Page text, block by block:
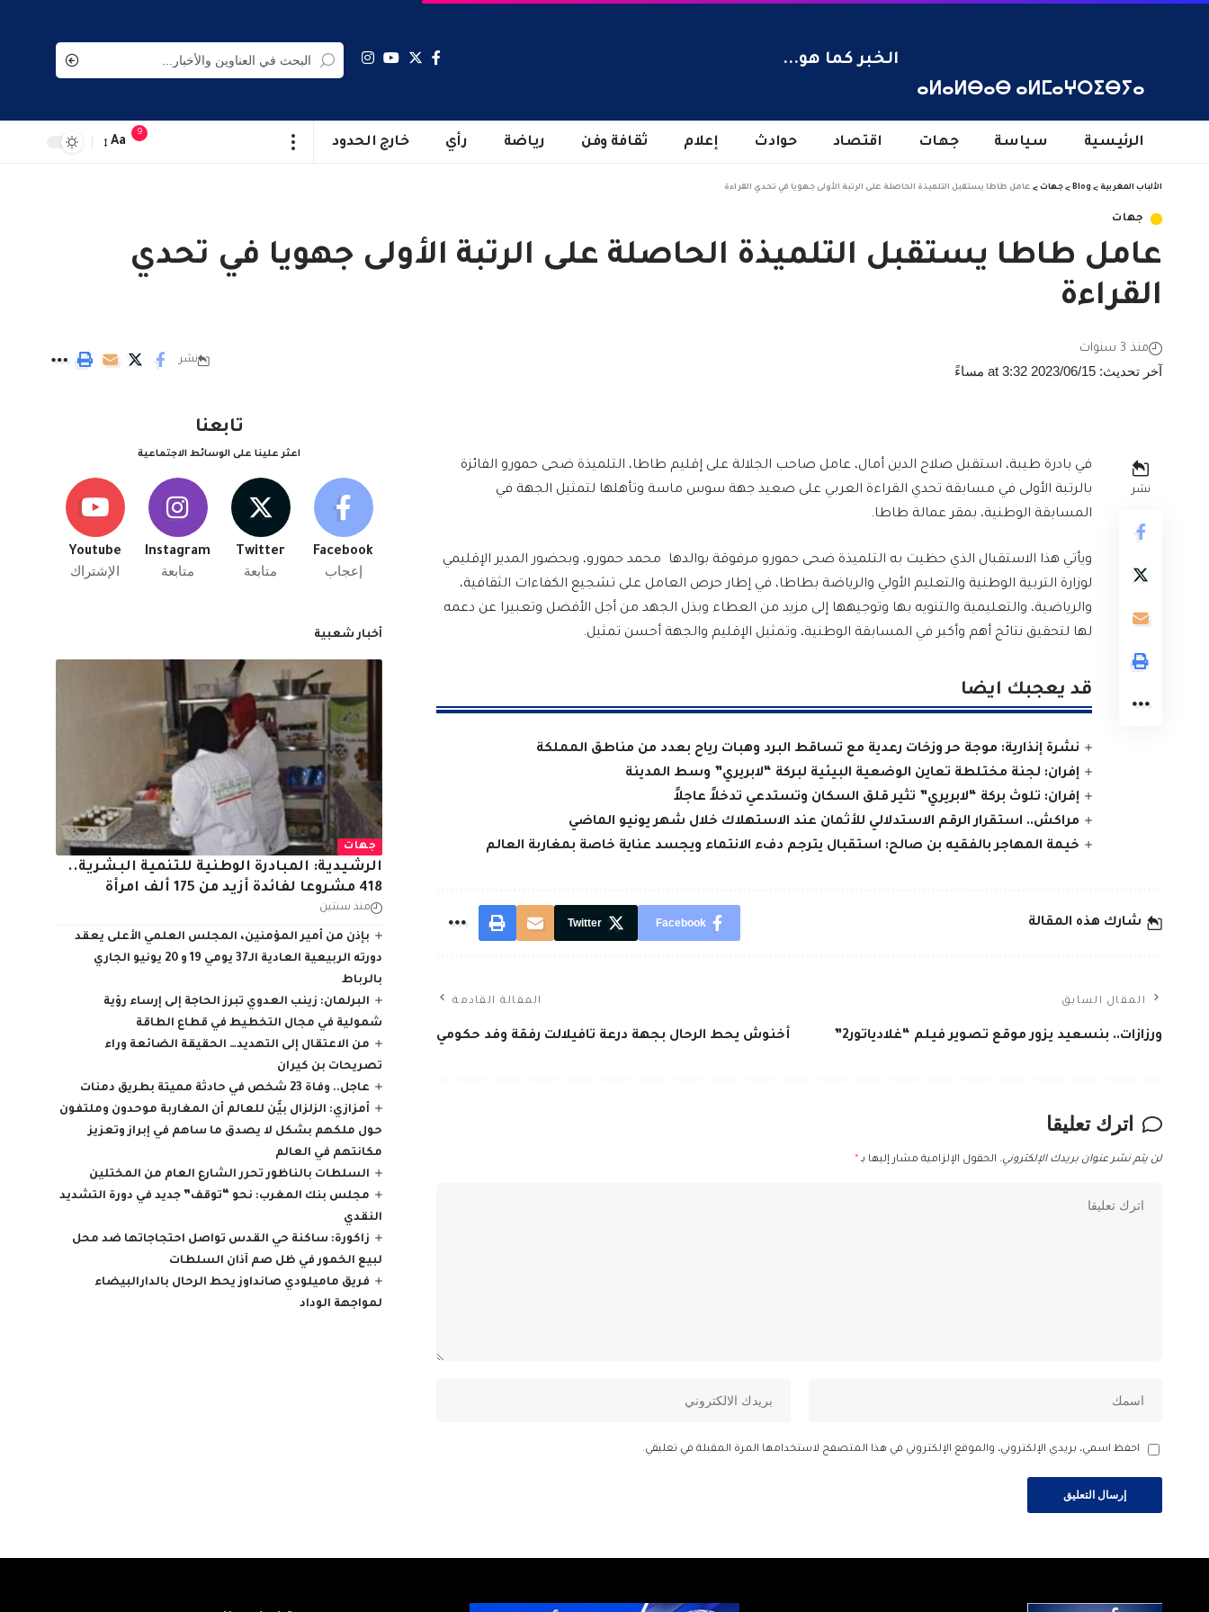
ⴰⵍⴰⵍⴱⴰⴱ ⴰⵍⵎⴰⵖⵔⵉⴱⵢⴰ
الخبر كما هو...
الرئيسية سياسة جهات اقتصاد حوادث إعلام ثقافة وفن رياضة رأي خارج الحدود
9
Aa
الألباب المغربية >
Blog
> جهات > عامل طاطا يستقبل التلميذة الحاصلة على الرتبة الأولى جهويا في تحدي القراءة
جهات
عامل طاطا يستقبل التلميذة الحاصلة على الرتبة الأولى جهويا في تحدي
القراءة
آخر تحديث: 2023/06/15 at 3:32 مساءً
منذ 3 سنوات
نشر
نشر
في بادرة طيبة، استقبل صلاح الدين أمال، عامل صاحب الجلالة على إقليم طاطا، التلميذة ضحى حمورو الفائزة
بالرتبة الأولى في مسابقة تحدي القراءة العربي على صعيد جهة سوس ماسة وتأهلها لتمثيل الجهة في
المسابقة الوطنية، بمقر عمالة طاطا.
ويأتي هذا الاستقبال الذي حظيت به التلميذة ضحى حمورو مرفوقة بوالدها محمد حمورو، وبحضور المدير الإقليمي
لوزارة التربية الوطنية والتعليم الأولي والرياضة بطاطا، في إطار حرص العامل على تشجيع الكفاءات الثقافية،
والرياضية، والتعليمية والتنويه بها وتوجيهها إلى مزيد من العطاء وبذل الجهد من أجل الأفضل وتعبيرا عن دعمه
لها لتحقيق نتائج أهم وأكبر في المسابقة الوطنية، وتمثيل الإقليم والجهة أحسن تمثيل.
قد يعجبك ايضا
نشرة إنذارية: موجة حر وزخات رعدية مع تساقط البرد وهبات رياح بعدد من مناطق المملكة
إفران: لجنة مختلطة تعاين الوضعية البيئية لبركة “لابريري” وسط المدينة
إفران: تلوث بركة “لابريري” تثير قلق السكان وتستدعي تدخلاً عاجلاً
مراكش.. استقرار الرقم الاستدلالي للأثمان عند الاستهلاك خلال شهر يونيو الماضي
خيمة المهاجر بالفقيه بن صالح: استقبال يترجم دفء الانتماء ويجسد عناية خاصة بمغاربة العالم
شارك هذه المقالة Facebook
Twitter
المقال السابق
ورزازات.. بنسعيد يزور موقع تصوير فيلم “غلادياتور2”
المقالة القادمة
أخنوش يحط الرحال بجهة درعة تافيلالت رفقة وفد حكومي
اترك تعليقا
لن يتم نشر عنوان بريدك الإلكتروني. الحقول الإلزامية مشار إليها بـ *
احفظ اسمي، بريدي الإلكتروني، والموقع الإلكتروني في هذا المتصفح لاستخدامها المرة المقبلة في تعليقي.
تابعنا
اعثر علينا على الوسائط الاجتماعية
Facebook
إعجاب
Twitter
متابعة
Instagram
متابعة
Youtube
الإشتراك
أخبار شعبية
جهات
الرشيدية: المبادرة الوطنية للتنمية البشرية..
418 مشروعا لفائدة أزيد من 175 ألف امرأة
منذ سنتين
بإذن من أمير المؤمنين، المجلس العلمي الأعلى يعقد
دورته الربيعية العادية الـ37 يومي 19 و 20 يونيو الجاري
بالرباط
البرلمان: زينب العدوي تبرز الحاجة إلى إرساء رؤية
شمولية في مجال التخطيط في قطاع الطاقة
من الاعتقال إلى التهديد… الحقيقة الضائعة وراء
تصريحات بن كيران
عاجل.. وفاة 23 شخص في حادثة مميتة بطريق دمنات
أمزازي: الزلزال بيَّن للعالم أن المغاربة موحدون وملتفون
حول ملكهم بشكل لا يصدق ما ساهم في إبراز وتعزيز
مكانتهم في العالم
السلطات بالناظور تحرر الشارع العام من المختلين
مجلس بنك المغرب: نحو “توقف” جديد في دورة التشديد
النقدي
زاكورة: ساكنة حي القدس تواصل احتجاجاتها ضد محل
لبيع الخمور في ظل صم آذان السلطات
فريق ماميلودي صانداوز يحط الرحال بالدارالبيضاء
لمواجهة الوداد